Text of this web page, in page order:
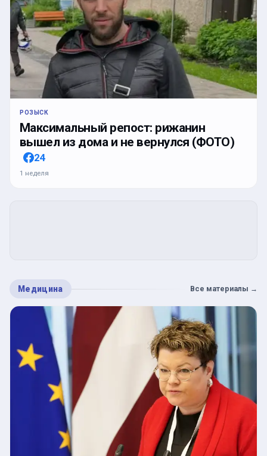
РОЗЫСК
Максимальный репост: рижанин
вышел из дома и не вернулся (ФОТО)
24
1 неделя
Медицина Все материалы →